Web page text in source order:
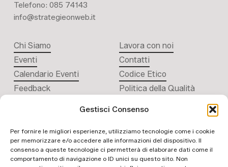
Gestisci Consenso
Per fornire le migliori esperienze, utilizziamo tecnologie come i cookie
per memorizzare e/o accedere alle informazioni del dispositivo. Il
consenso a queste tecnologie ci permetterà di elaborare dati come il
comportamento di navigazione o ID unici su questo sito. Non
Telefono: 085 74143
info@strategieonweb.it
Chi Siamo
Eventi
Calendario Eventi
Feedback
Lavora con noi
Contatti
Codice Etico
Politica della Qualità